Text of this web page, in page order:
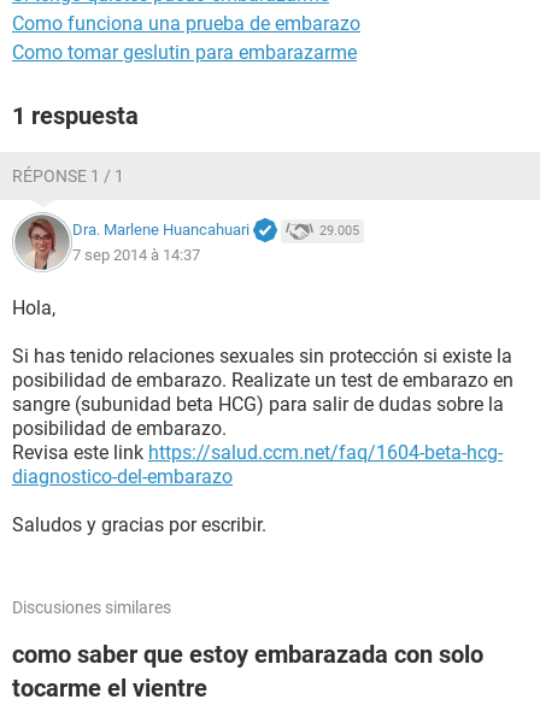
Como funciona una prueba de embarazo
Como tomar geslutin para embarazarme
1 respuesta
RÉPONSE 1 / 1
Dra. Marlene Huancahuari 29.005
7 sep 2014 à 14:37
Hola,
Si has tenido relaciones sexuales sin protección si existe la
posibilidad de embarazo. Realizate un test de embarazo en
sangre (subunidad beta HCG) para salir de dudas sobre la
posibilidad de embarazo.
Revisa este link https://salud.ccm.net/faq/1604-beta-hcg-
diagnostico-del-embarazo
Saludos y gracias por escribir.
Discusiones similares
como saber que estoy embarazada con solo
tocarme el vientre